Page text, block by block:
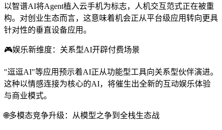
以智谱AI将Agent植入云手机为标志，人机交互范式正在被重
构。对创业生态而言，这意味着机会正从平台级应用转向更具
针对性的垂直设备应用。
🎮娱乐新维度：关系型AI开辟付费场景
"逗逗AI"等应用预示着AI正从功能型工具向关系型伙伴演进。
这种以情感连接为核心的AI，将催生出全新的互动娱乐体验
与商业模式。
🌐多模态竞争升级：从模型之争到全栈生态战